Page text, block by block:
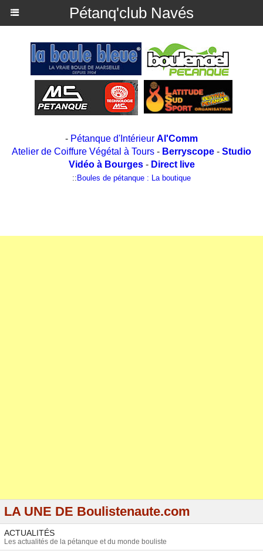
Pétanq'club Navés
- Pétanque d'Intérieur Al'Comm
Atelier de Coiffure Végétal à Tours - Berryscope - Studio
Vidéo à Bourges- Direct live
:: Boules de pétanque : La boutique
LA UNE DE Boulistenaute.com
ACTUALITÉS
Les actualités de la pétanque et du monde bouliste